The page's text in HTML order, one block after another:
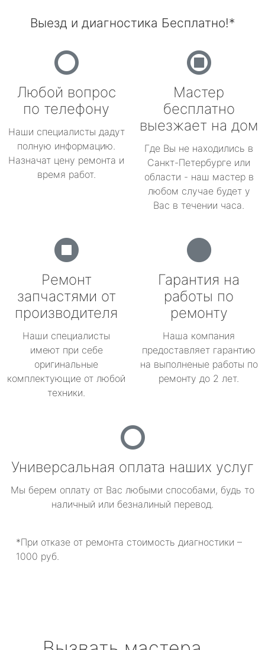
Выезд и диагностика Бесплатно!*
Любой вопрос
по телефону
Наши специалисты дадут
полную информацию.
Назначат цену ремонта и
время работ.
Мастер
бесплатно
выезжает на дом
Где Вы не находились в
Санкт-Петербурге или
области - наш мастер в
любом случае будет у
Вас в течении часа.
Ремонт
запчастями от
производителя
Наши специалисты
имеют при себе
оригинальные
комплектующие от любой
техники.
Гарантия на
работы по
ремонту
Наша компания
предоставляет гарантию
на выполненые работы по
ремонту до 2 лет.
Универсальная оплата наших услуг
Мы берем оплату от Вас любыми способами, будь то
наличный или безналиный перевод.
*При отказе от ремонта стоимость диагностики –
1000 руб.